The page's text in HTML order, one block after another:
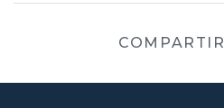
COMPARTIR